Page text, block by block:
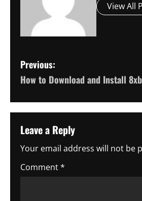
View All
P
o
s
t
n
a
Previous:
How to Download and Install
Leave a Reply
Your email address will not be
Comment*